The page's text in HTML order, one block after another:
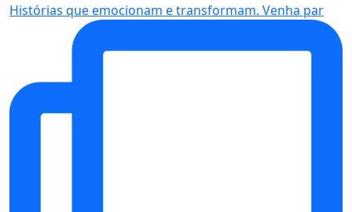
Histórias que emocionam e transformam. Venha par